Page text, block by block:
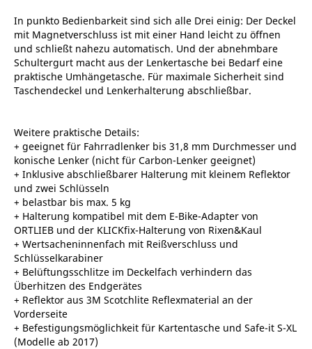
In punkto Bedienbarkeit sind sich alle Drei einig: Der Deckel
mit Magnetverschluss ist mit einer Hand leicht zu öffnen
und schließt nahezu automatisch. Und der abnehmbare
Schultergurt macht aus der Lenkertasche bei Bedarf eine
praktische Umhängetasche. Für maximale Sicherheit sind
Taschendeckel und Lenkerhalterung abschließbar.
Weitere praktische Details:
+ geeignet für Fahrradlenker bis 31,8 mm Durchmesser und
konische Lenker (nicht für Carbon-Lenker geeignet)
+ Inklusive abschließbarer Halterung mit kleinem Reflektor
und zwei Schlüsseln
+ belastbar bis max. 5 kg
+ Halterung kompatibel mit dem E-Bike-Adapter von
ORTLIEB und der KLICKfix-Halterung von Rixen&Kaul
+ Wertsacheninnenfach mit Reißverschluss und
Schlüsselkarabiner
+ Belüftungsschlitze im Deckelfach verhindern das
Überhitzen des Endgerätes
+ Reflektor aus 3M Scotchlite Reflexmaterial an der
Vorderseite
+ Befestigungsmöglichkeit für Kartentasche und Safe-it S-XL
(Modelle ab 2017)